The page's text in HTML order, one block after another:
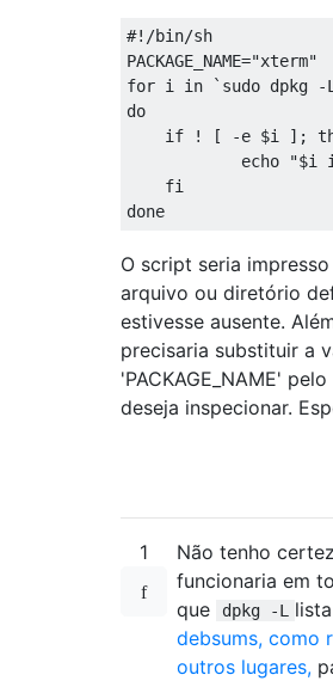
#!/bin/sh
PACKAGE_NAME="xterm"
for i in `sudo dpkg -L
do
if ! [ -e $i ];
echo "$i
    fi
O script seria
arquivo ou diretório
estivesse ausente.
precisaria substituir a
'PACKAGE_NAME'
deseja inspecionar.
1
Não tenho
funcionaria em
que
dpkg -L
debsums, como
outros lugares,